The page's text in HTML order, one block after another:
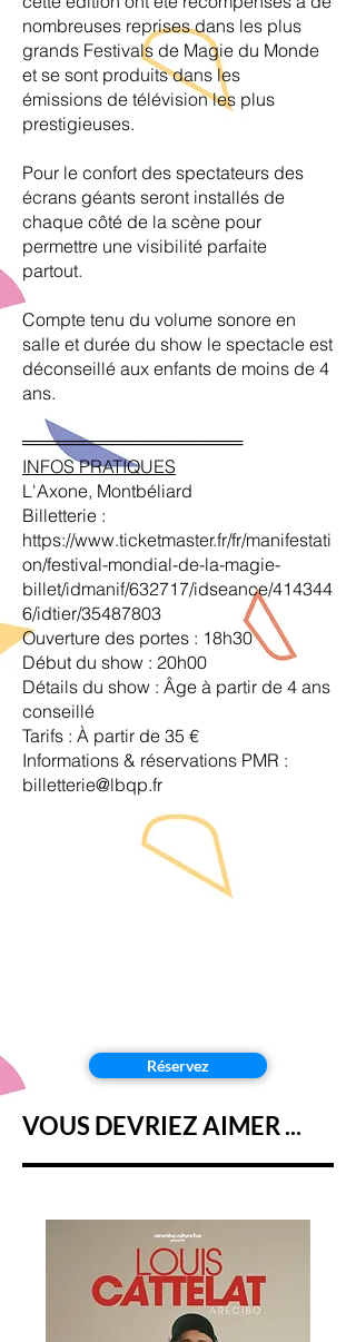
nombreuses reprises dans les plus
grands Festivals de Magie du Monde
et se sont produits dans les
émissions de télévision les plus
prestigieuses.
Pour le confort des spectateurs des
écrans géants seront installés de
chaque côté de la scène pour
permettre une visibilité parfaite
partout.
Compte tenu du volume sonore en
salle et durée du show le spectacle est
déconseillé aux enfants de moins de 4
ans.
══════════════════
INFOS PRATIQUES
L'Axone, Montbéliard
Billetterie :
https://www.ticketmaster.fr/fr/manifestati
on/festival-mondial-de-la-magie-
billet/idmanif/632717/idseance/414344
6/idtier/35487803
Ouverture des portes : 18h30
Début du show : 20h00
Détails du show : Âge à partir de 4 ans
conseillé
Tarifs : À partir de 35 €
Informations & réservations PMR :
billetterie@lbqp.fr
Réservez
VOUS DEVRIEZ AIMER ...